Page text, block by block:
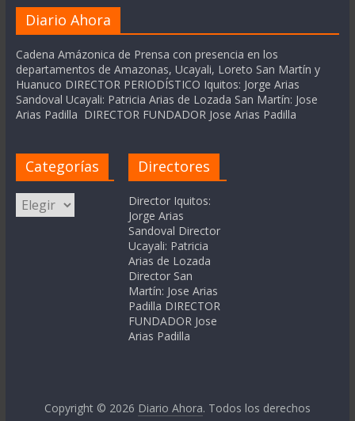
Diario Ahora
Cadena Amázonica de Prensa con presencia en los
departamentos de Amazonas, Ucayali, Loreto San Martín y
Huanuco DIRECTOR PERIODÍSTICO Iquitos: Jorge Arias
Sandoval Ucayali: Patricia Arias de Lozada San Martín: Jose
Arias Padilla DIRECTOR FUNDADOR Jose Arias Padilla
Categorías
Categorías
Directores
Director Iquitos:
Jorge Arias
Sandoval Director
Ucayali: Patricia
Arias de Lozada
Director San
Martín: Jose Arias
Padilla DIRECTOR
FUNDADOR Jose
Arias Padilla
Copyright © 2026 Diario Ahora. Todos los derechos